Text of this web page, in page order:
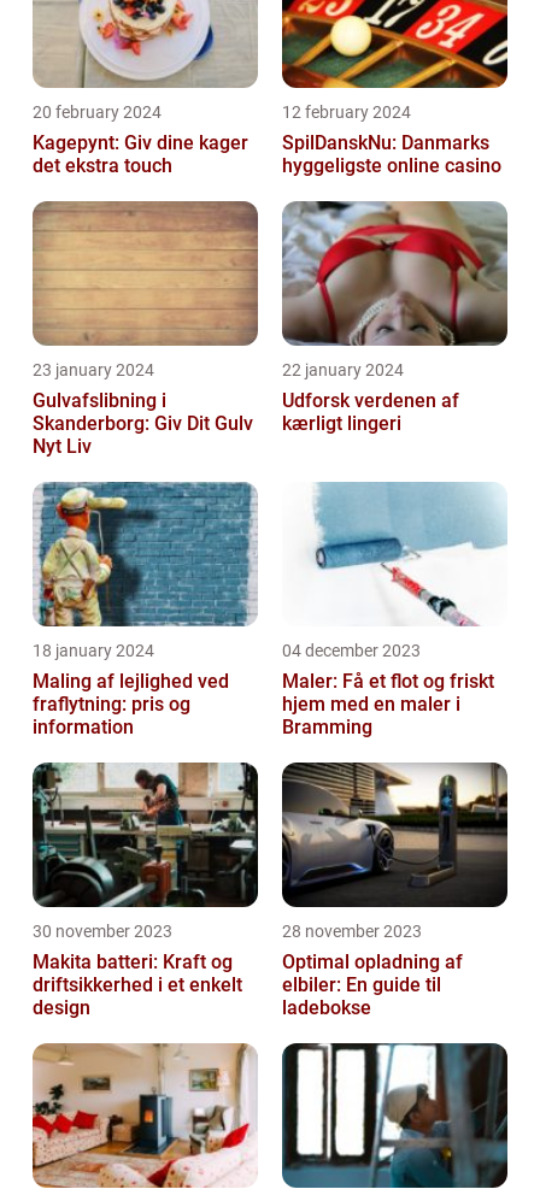
20 february 2024
Kagepynt: Giv dine kager
det ekstra touch
12 february 2024
SpilDanskNu: Danmarks
hyggeligste online casino
23 january 2024
Gulvafslibning i
Skanderborg: Giv Dit Gulv
Nyt Liv
22 january 2024
Udforsk verdenen af
kærligt lingeri
18 january 2024
Maling af lejlighed ved
fraflytning: pris og
information
04 december 2023
Maler: Få et flot og friskt
hjem med en maler i
Bramming
30 november 2023
Makita batteri: Kraft og
driftsikkerhed i et enkelt
design
28 november 2023
Optimal opladning af
elbiler: En guide til
ladebokse